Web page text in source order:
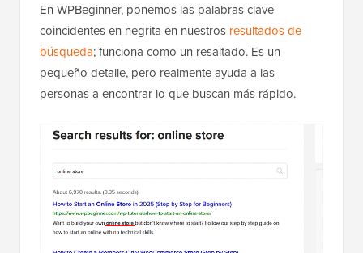
En WPBeginner, ponemos las palabras clave
coincidentes en negrita en nuestros resultados de
búsqueda; funciona como un resaltado. Es un
pequeño detalle, pero realmente ayuda a las
personas a encontrar lo que buscan más rápido.